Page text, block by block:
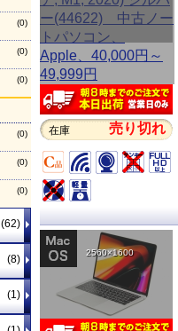
(0)
(0)
(0)
(0)
(0)
(0)
(62)
(8)
(1)
在庫 売り切れ
2560×1600